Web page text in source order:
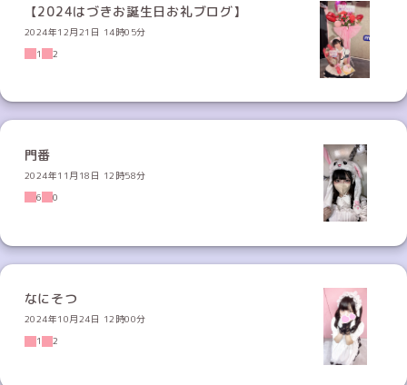
【2024はづきお誕生日お礼ブログ】
2024年12月21日 14時05分
1
2
門番
2024年11月18日 12時58分
6
0
なにそつ
2024年10月24日 12時00分
1
2